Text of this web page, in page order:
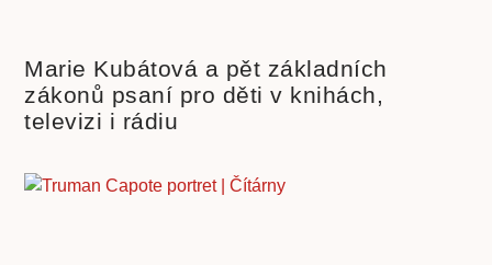
Marie Kubátová a pět základních
zákonů psaní pro děti v knihách,
televizi i rádiu